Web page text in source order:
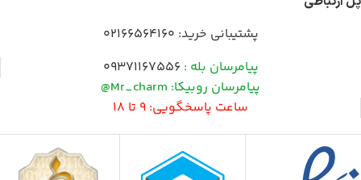
پشتیبانی خرید: 02166564160
پیامرسان بله : 09371167556
پیامرسان روبیکا: Mr_charm@
ساعت پاسخگویی: 9 تا 18